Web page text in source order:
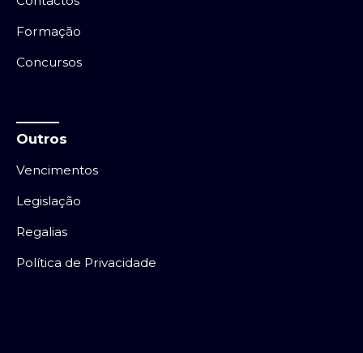
Formação
Concursos
Outros
Vencimentos
Legislação
Regalias
Política de Privacidade